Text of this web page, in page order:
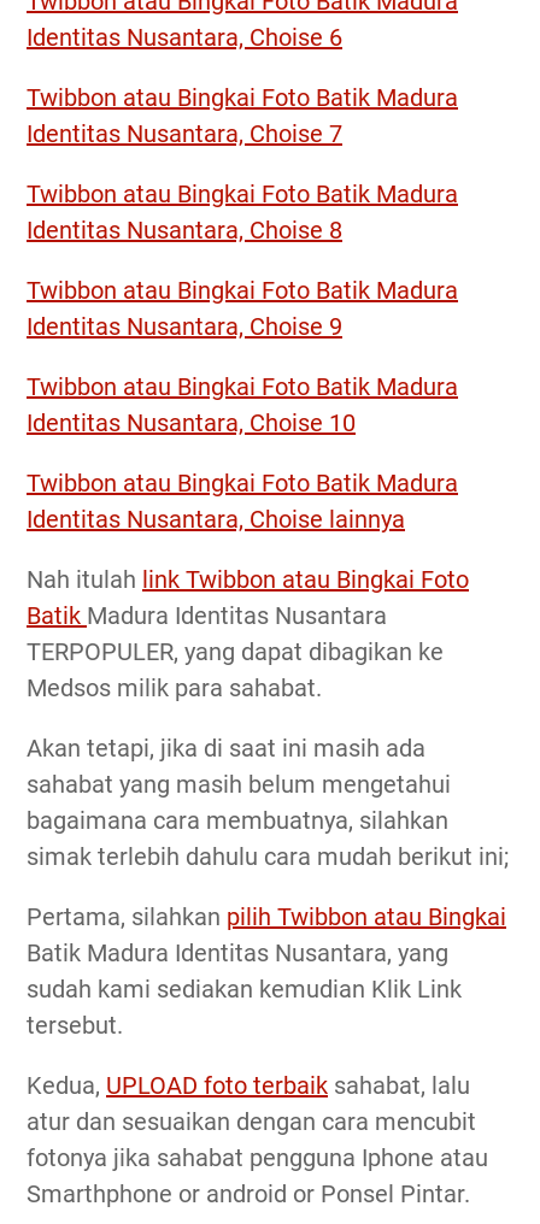
Identitas Nusantara, Choise 6
Twibbon atau Bingkai Foto Batik Madura
Identitas Nusantara, Choise 7
Twibbon atau Bingkai Foto Batik Madura
Identitas Nusantara, Choise 8
Twibbon atau Bingkai Foto Batik Madura
Identitas Nusantara, Choise 9
Twibbon atau Bingkai Foto Batik Madura
Identitas Nusantara, Choise 10
Twibbon atau Bingkai Foto Batik Madura
Identitas Nusantara, Choise lainnya
Nah itulah link Twibbon atau Bingkai Foto
Batik Madura Identitas Nusantara
TERPOPULER, yang dapat dibagikan ke
Medsos milik para sahabat.
Akan tetapi, jika di saat ini masih ada
sahabat yang masih belum mengetahui
bagaimana cara membuatnya, silahkan
simak terlebih dahulu cara mudah berikut ini;
Pertama, silahkan pilih Twibbon atau Bingkai
Batik Madura Identitas Nusantara, yang
sudah kami sediakan kemudian Klik Link
tersebut.
Kedua, UPLOAD foto terbaik sahabat, lalu
atur dan sesuaikan dengan cara mencubit
fotonya jika sahabat pengguna Iphone atau
Smarthphone or android or Ponsel Pintar.